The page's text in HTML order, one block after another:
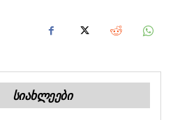
ᲡᲘᲐᲮᲚᲔᲔᲑᲘ